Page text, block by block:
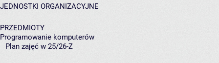
JEDNOSTKI ORGANIZACYJNE
PRZEDMIOTY
Programowanie komputerów
Plan zajęć w 25/26-Z